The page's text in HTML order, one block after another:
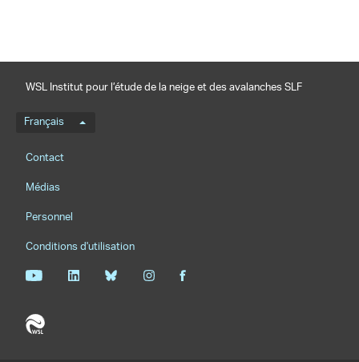
WSL Institut pour l’étude de la neige et des avalanches SLF
Menu de langue
Français
Footernavigation
Contact
Médias
Personnel
Conditions d'utilisation